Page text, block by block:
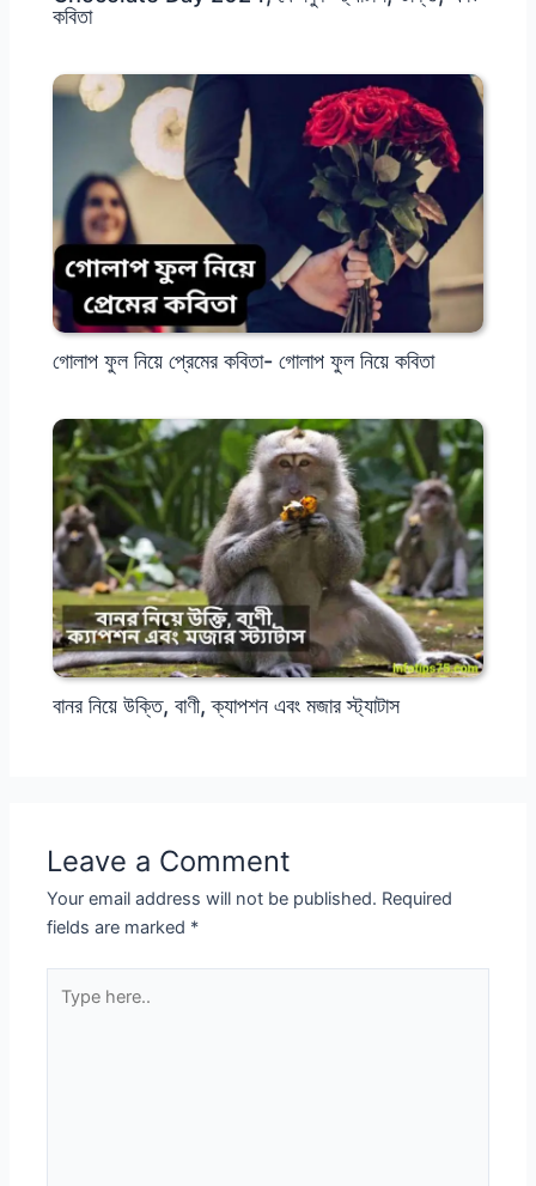
কবিতা
গোলাপ ফুল নিয়ে প্রেমের কবিতা- গোলাপ ফুল নিয়ে কবিতা
বানর নিয়ে উক্তি, বাণী, ক্যাপশন এবং মজার স্ট্যাটাস
Leave a Comment
Your email address will not be published. Required
fields are marked *
here..